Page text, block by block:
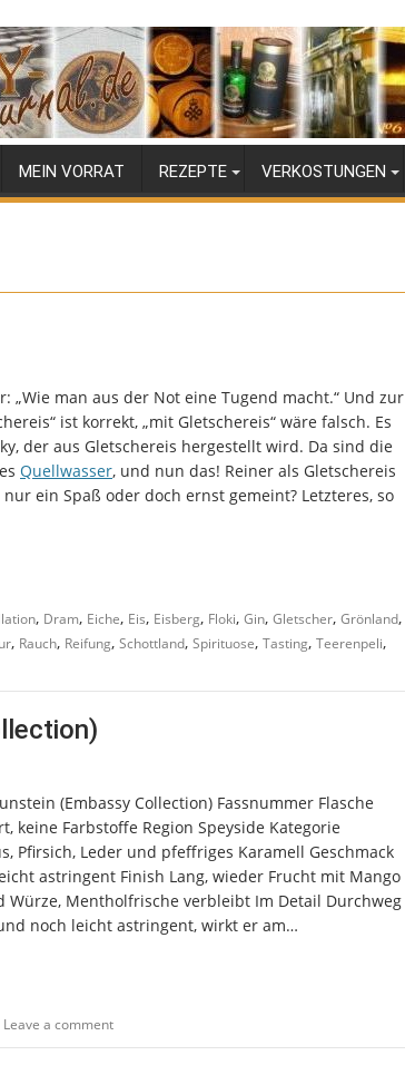
MEIN VORRAT REZEPTE VERKOSTUNGEN
„Wie man aus der Not eine Tugend macht.“ Und zur
ist korrekt, „mit Gletschereis“ wäre falsch. Es
der aus Gletschereis hergestellt wird. Da sind die
Quellwasser, und nun das! Reiner als Gletschereis
ein Spaß oder doch ernst gemeint? Letzteres, so
, Dram, Eiche, Eis, Eisberg, Floki, Gin, Gletscher, Grönland,
, Rauch, Reifung, Schottland, Spirituose, Tasting, Teerenpeli,
(Embassy Collection) Fassnummer Flasche
keine Farbstoffe Region Speyside Kategorie
Pfirsich, Leder und pfeffriges Karamell Geschmack
astringent Finish Lang, wieder Frucht mit Mango
Würze, Mentholfrische verbleibt Im Detail Durchweg
noch leicht astringent, wirkt er am…
Leave a comment